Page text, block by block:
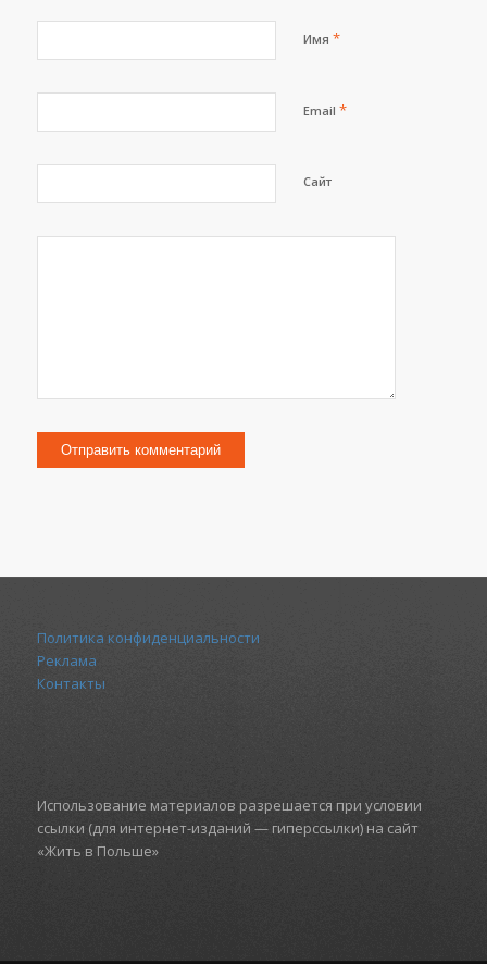
Имя *
Email *
Сайт
Политика конфиденциальности
Реклама
Контакты
Использование материалов разрешается при условии
ссылки (для интернет-изданий — гиперссылки) на сайт
«Жить в Польше»